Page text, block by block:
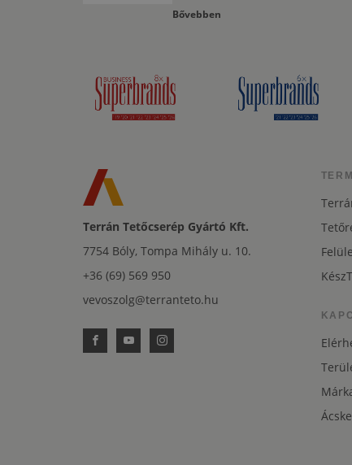
Bővebben
Terrán Tetőcserép Gyártó Kft.
7754 Bóly, Tompa Mihály u. 10.
+36 (69) 569 950
vevoszolg@terranteto.hu